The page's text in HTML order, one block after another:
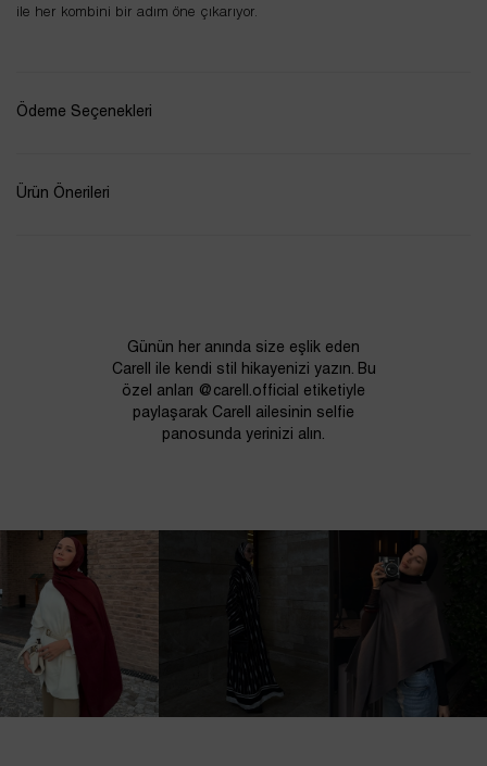
ile her kombini bir adım öne çıkarıyor.
Ödeme Seçenekleri
Ürün Önerileri
Günün her anında size eşlik eden
Carell ile kendi stil hikayenizi yazın. Bu
özel anları @carell.official etiketiyle
paylaşarak Carell ailesinin selfie
panosunda yerinizi alın.